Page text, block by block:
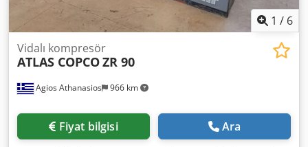
1 / 6
Agios Athanasios 966 km
Vidalı kompresör
ATLAS COPCOZR 90
Fiyat bilgisi Ara